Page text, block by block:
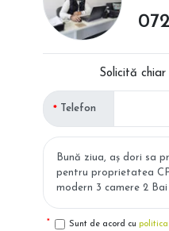
Solicită chiar
Telefon
Sunt de acord cu